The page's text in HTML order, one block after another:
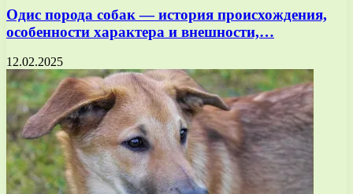
Одис порода собак — история происхождения,
особенности характера и внешности,…
12.02.2025